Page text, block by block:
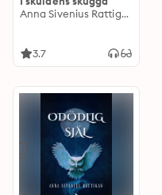
Anna Sivenius Rattigan
3.7